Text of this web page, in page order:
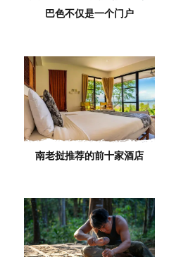
巴色不仅是一个门户
南老挝推荐的前十家酒店